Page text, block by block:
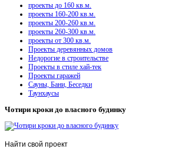
проекты до 160 кв.м.
проекты 160-200 кв.м.
проекты 200-260 кв.м.
проекты 260-300 кв.м.
проекты от 300 кв.м.
Проекты деревянных домов
Недорогие в строительстве
Проекты в стиле хай-тек
Проекты гаражей
Сауны, Бани, Беседки
Таунхаусы
Чотири кроки до власного будинку
Найти свой проект